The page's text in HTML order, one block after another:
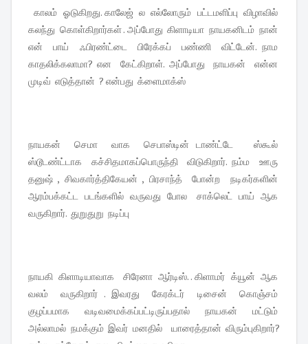
காலம் ஓடுகிறது. காலேஜ் ல எல்லோரும் பட்டமளிப்பு விழாவில்
கலந்து கொள்கிறார்கள் . அப்போது கிளாடியா நாயகனிடம் நான்
என் பாய் ஃபிரண்ட்டை பிரேக்கப் பண்ணி விட்டேன். நாம
காதலிக்கலாமா? என கேட்கிறாள். அப்போது நாயகன் என்ன
முடிவ் எடுத்தான் ? என்பது க்ளைமாக்ஸ்
நாயகன் செமா வாக செபாஸ்டின் டாண்ட்டே ஸ்கூல்
ஸ்டூடண்ட்டாக கச்சிதமாகப்பொருந்தி விடுகிறார். நம்ம ஊரு
தனுஷ் , சிவகார்த்திகேயன் , பிரசாந்த் போன்ற நடிகர்களின்
ஆரம்பக்கட்ட படங்களில் வருவது போல சாக்லெட் பாய் ஆக
வருகிறார். துறுதுறு நடிப்பு
நாயகி கிளாடியாவாக சிரேனா ஆர்டிஸ். . கிளாமர் க்யூன் ஆக
வலம் வருகிறார் . இவரது கேரக்டர் டிசைன் கொஞ்சம்
குழப்பமாக வடிவமைக்கப்பட்டிருப்பதால் நாயகன் மட்டும்
அல்லாமல் நமக்கும் இவர் மனதில் யாரைத்தான் விரும்புகிறார்?